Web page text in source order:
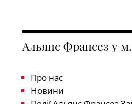
Альянс Франсез у
Про нас
Новини